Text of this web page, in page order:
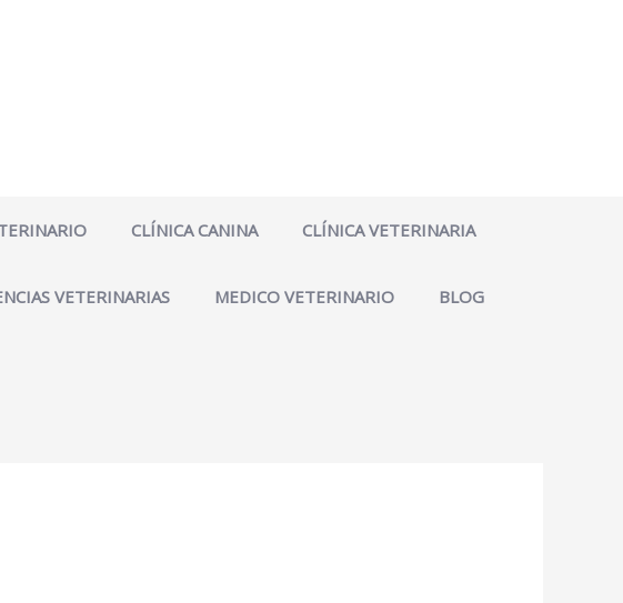
CLÍNICA CANINA CLÍNICA VETERINARIA
VETERINARIAS MEDICO VETERINARIO BLOG